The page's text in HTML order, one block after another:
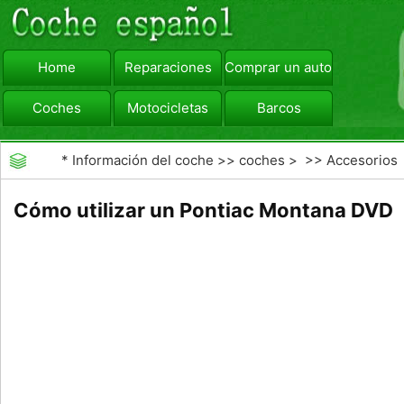
Home Reparaciones Comprar un automóvil
Coches Motocicletas Barcos
viajar Camiones
* Información del coche >>coches > >>Accesorios
Cómo utilizar un Pontiac Montana DVD